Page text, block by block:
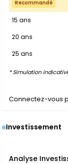
Recommandé
15 ans
20 ans
25 ans
* Simulation
Connectez-vous
Investissement
Analyse